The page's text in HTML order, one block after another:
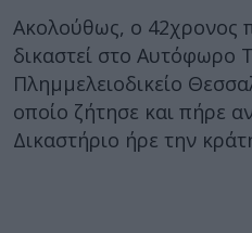
Ακολούθως, ο 42χρονος
δικαστεί στο Αυτόφωρο
Πλημμελειοδικείο
οποίο ζήτησε και πήρε
Δικαστήριο ήρε την